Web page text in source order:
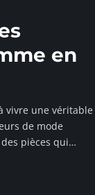
en
vivre une véritable
de mode
pièces qui…